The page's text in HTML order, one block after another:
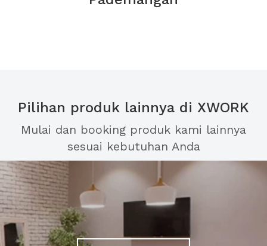
Pilihan produk lainnya di XWORK
Mulai dan booking produk kami lainnya
sesuai kebutuhan Anda